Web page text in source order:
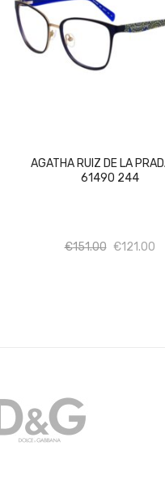
AGATHA RUIZ DE LA
61490 244
€151.00 Ποσότητα
€121.00